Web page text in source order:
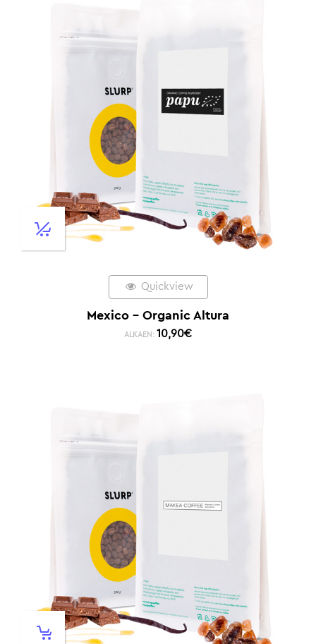
Quickview
Mexico – Organic Altura
ALKAEN: 10,90€